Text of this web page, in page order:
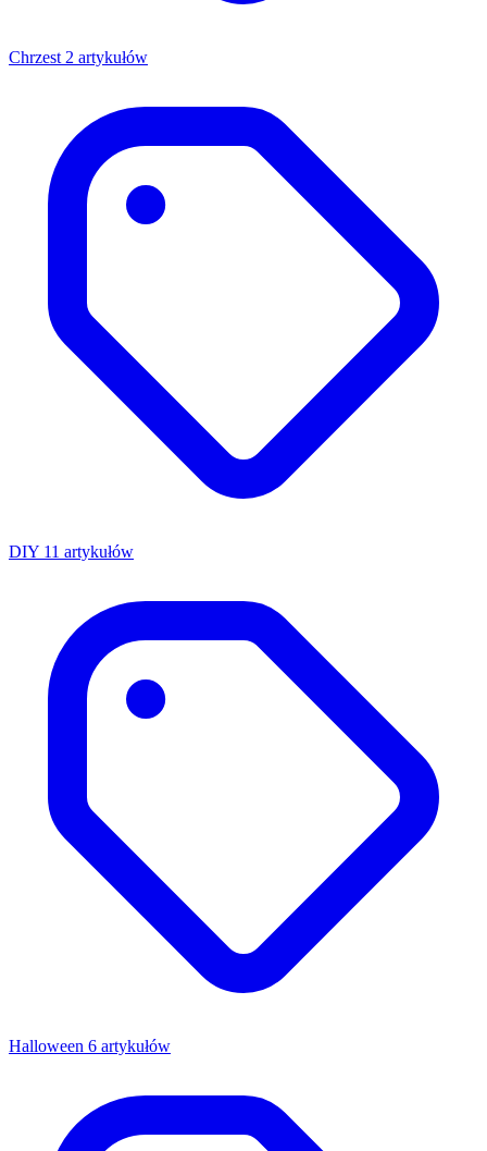
Chrzest 2 artykułów
DIY 11 artykułów
Halloween 6 artykułów